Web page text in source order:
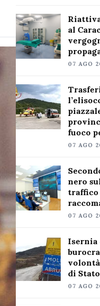
al
07 AGO
fuoco
07 AGO
nero
traffico
07 AGO
Isernia
di
07 AGO